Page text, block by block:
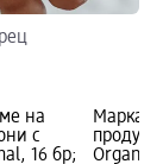
на
с
16 бр;
Марка:
Organic